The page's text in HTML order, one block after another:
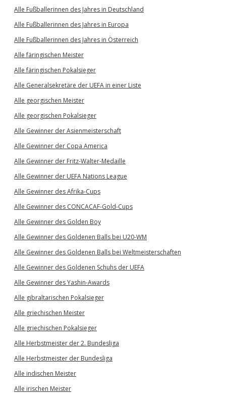
Alle Fußballerinnen des Jahres in Deutschland
Alle Fußballerinnen des Jahres in Europa
Alle Fußballerinnen des Jahres in Österreich
Alle färingischen Meister
Alle färingischen Pokalsieger
Alle Generalsekretäre der UEFA in einer Liste
Alle georgischen Meister
Alle georgischen Pokalsieger
Alle Gewinner der Asienmeisterschaft
Alle Gewinner der Copa America
Alle Gewinner der Fritz-Walter-Medaille
Alle Gewinner der UEFA Nations League
Alle Gewinner des Afrika-Cups
Alle Gewinner des CONCACAF-Gold-Cups
Alle Gewinner des Golden Boy
Alle Gewinner des Goldenen Balls bei U20-WM
Alle Gewinner des Goldenen Balls bei Weltmeisterschaften
Alle Gewinner des Goldenen Schuhs der UEFA
Alle Gewinner des Yashin-Awards
Alle gibraltarischen Pokalsieger
Alle griechischen Meister
Alle griechischen Pokalsieger
Alle Herbstmeister der 2. Bundesliga
Alle Herbstmeister der Bundesliga
Alle indischen Meister
Alle irischen Meister